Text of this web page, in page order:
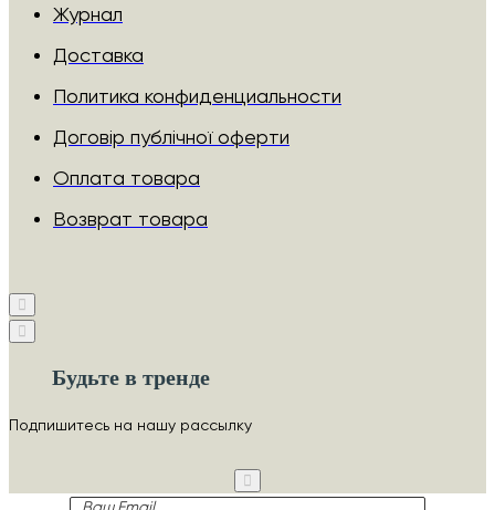
Журнал
Доставка
Политика конфиденциальности
Договір публічної оферти
Оплата товара
Возврат товара
Будьте в тренде
Подпишитесь на нашу рассылку
Ваш